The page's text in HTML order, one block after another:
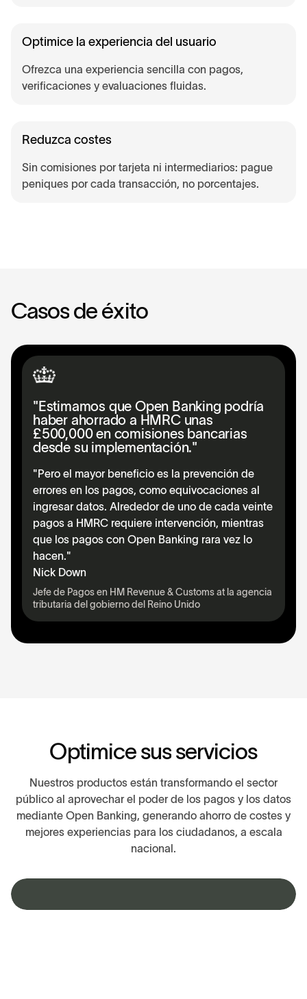
Optimice la experiencia del usuario
Ofrezca una experiencia sencilla con pagos,
verificaciones y evaluaciones fluidas.
Reduzca costes
Sin comisiones por tarjeta ni intermediarios: pague
peniques por cada transacción, no porcentajes.
Casos de éxito
"Estimamos que Open Banking podría
haber ahorrado a HMRC unas
£500,000 en comisiones bancarias
desde su implementación."
"Pero el mayor beneficio es la prevención de
errores en los pagos, como equivocaciones al
ingresar datos. Alrededor de uno de cada veinte
pagos a HMRC requiere intervención, mientras
que los pagos con Open Banking rara vez lo
hacen."
Nick Down
Jefe de Pagos en HM Revenue & Customs at la agencia
tributaria del gobierno del Reino Unido
Optimice sus servicios
Nuestros productos están transformando el sector
público al aprovechar el poder de los pagos y los datos
mediante Open Banking, generando ahorro de costes y
mejores experiencias para los ciudadanos, a escala
nacional.